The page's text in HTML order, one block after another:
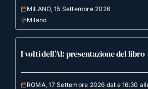
MILANO, 15 Settembre 2026
Milano
I volti dell’AI: presentazione del libro
ROMA, 17 Settembre 2026 dalle 16:30